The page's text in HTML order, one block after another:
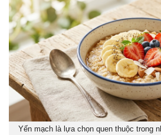
Yến mạch là lựa chọn quen thuộc trong